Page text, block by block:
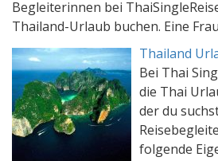
Begleiterinnen bei
Thailand-Urlaub buchen. Eine
Thailand
Bei Thai
die Thai
der du
folgende